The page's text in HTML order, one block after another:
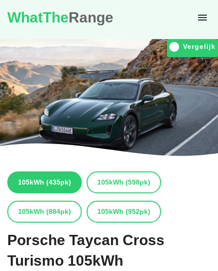
WhatTheRange
Vergelijk
105kWh (435pk) 105kWh (598pk)
105kWh (884pk) 105kWh (952pk)
Porsche Taycan Cross
Turismo 105kWh